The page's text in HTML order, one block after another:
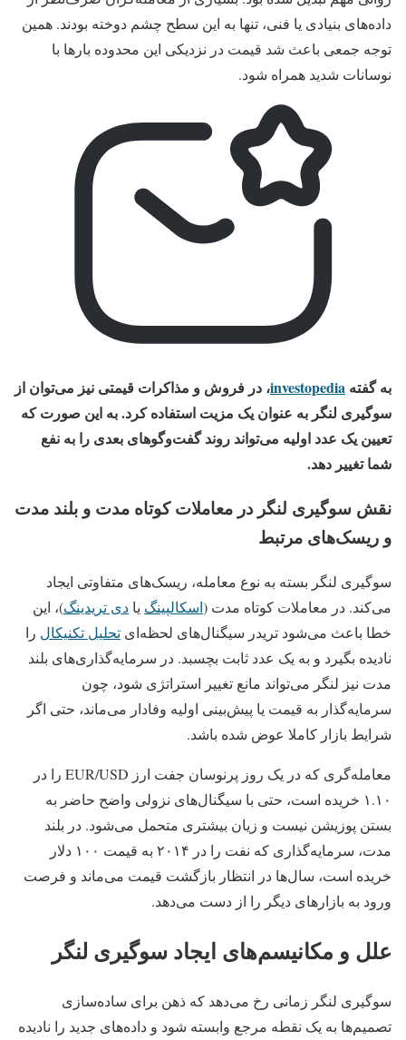
داده‌های بنیادی یا فنی، تنها به این سطح چشم دوخته بودند. همین
توجه جمعی باعث شد قیمت در نزدیکی این محدوده بارها با
نوسانات شدید همراه شود.
به گفته investopedia، در فروش و مذاکرات قیمتی نیز می‌توان از
سوگیری لنگر به عنوان یک مزیت استفاده کرد. به این صورت که
تعیین یک عدد اولیه می‌تواند روند گفت‌وگوهای بعدی را به نفع
شما تغییر دهد.
نقش سوگیری لنگر در معاملات کوتاه‌ مدت و بلند مدت
و ریسک‌های مرتبط
سوگیری لنگر بسته به نوع معامله، ریسک‌های متفاوتی ایجاد
می‌کند. در معاملات کوتاه‌ مدت (اسکالپینگ یا دی تریدینگ)، این
خطا باعث می‌شود تریدر سیگنال‌های لحظه‌ای تحلیل تکنیکال را
نادیده بگیرد و به یک عدد ثابت بچسبد. در سرمایه‌گذاری‌های بلند
مدت نیز لنگر می‌تواند مانع تغییر استراتژی شود، چون
سرمایه‌گذار به قیمت یا پیش‌بینی اولیه وفادار می‌ماند، حتی اگر
شرایط بازار کاملا عوض شده باشد.
معامله‌گری که در یک روز پرنوسان جفت‌ ارز EUR/USD را در
۱.۱۰ خریده است، حتی با سیگنال‌های نزولی واضح حاضر به
بستن پوزیشن نیست و زیان بیشتری متحمل می‌شود. در بلند
مدت، سرمایه‌گذاری که نفت را در ۲۰۱۴ به قیمت ۱۰۰ دلار
خریده است، سال‌ها در انتظار بازگشت قیمت می‌ماند و فرصت
ورود به بازارهای دیگر را از دست می‌دهد.
علل و مکانیسم‌های ایجاد سوگیری لنگر
سوگیری لنگر زمانی رخ می‌دهد که ذهن برای ساده‌سازی
تصمیم‌ها به یک نقطه مرجع وابسته شود و داده‌های جدید را نادیده